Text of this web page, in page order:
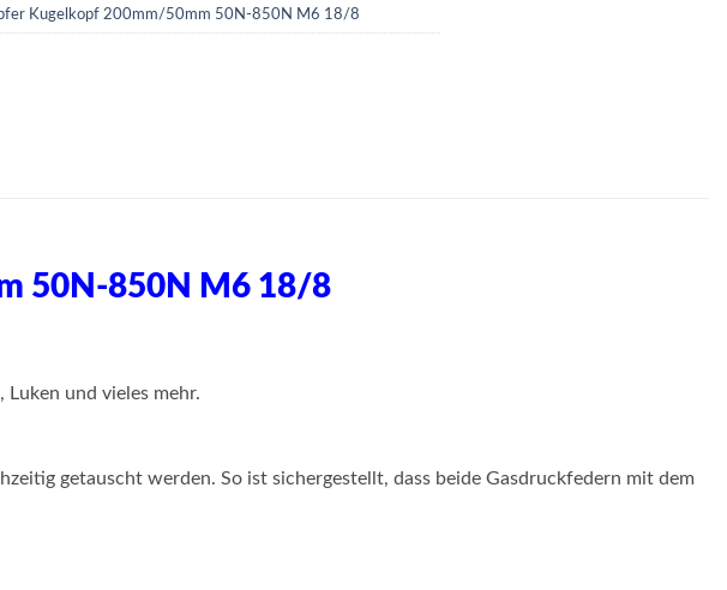
Kugelkopf 200mm/50mm 50N-850N M6 18/8
50N-850N M6 18/8
und vieles mehr.
getauscht werden. So ist sichergestellt, dass beide Gasdruckfedern mit dem